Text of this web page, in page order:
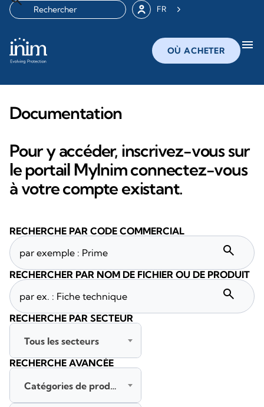
FR
OÙ ACHETER menu
Documentation
Pour y accéder, inscrivez-vous sur
le portail MyInim connectez-vous
à votre compte existant.
RECHERCHE PAR CODE COMMERCIAL
search
RECHERCHER PAR NOM DE FICHIER OU DE PRODUIT
search
RECHERCHE PAR SECTEUR
Tous les secteurs
RECHERCHE AVANCÉE
Catégories de produits